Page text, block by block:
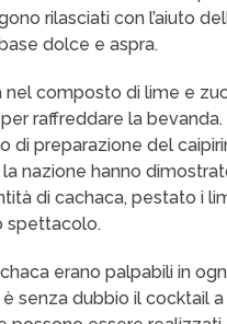
rilasciati con l’aiuto
dolce e aspra.
composto di lime e
raffreddare la bevanda.
di preparazione del
nazione hanno
di cachaca, pestato i
spettacolo.
erano palpabili in
senza dubbio il cocktail